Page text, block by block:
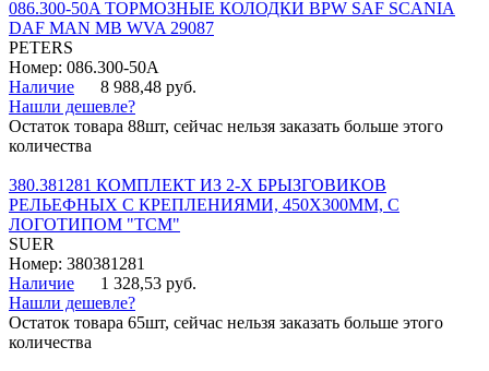
086.300-50A ТОРМОЗНЫЕ КОЛОДКИ BPW SAF SCANIA
DAF MAN MB WVA 29087
PETERS
Номер: 086.300-50A
Наличие
8 988,48 руб.
Нашли дешевле?
Остаток товара 88шт, сейчас нельзя заказать больше этого
количества
380.381281 КОМПЛЕКТ ИЗ 2-Х БРЫЗГОВИКОВ
РЕЛЬЕФНЫХ С КРЕПЛЕНИЯМИ, 450Х300ММ, С
ЛОГОТИПОМ "ТСМ"
SUER
Номер: 380381281
Наличие
1 328,53 руб.
Нашли дешевле?
Остаток товара 65шт, сейчас нельзя заказать больше этого
количества